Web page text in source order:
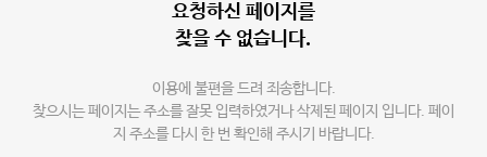
요청하신 페이지를
찾을 수 없습니다.
이용에 불편을 드려 죄송합니다.
찾으시는 페이지는 주소를 잘못 입력하였거나 삭제된 페이지 입니다. 페이
지 주소를 다시 한 번 확인해 주시기 바랍니다.